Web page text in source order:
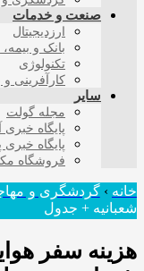
صنعت و خدمات
ارزدیجیتال
بانک و
تکنولوژی
کارآفرینی و
سایر
مجله گولت
پایگاه خبری
پایگاه خبری
فروشگاه
خانه ›گردشگری و
شعبانیه + جدول
هزینه سفر